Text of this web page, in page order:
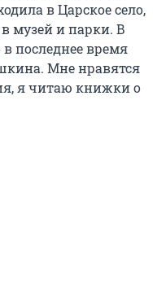
в Царское село,
музей и парки. В
последнее время
Мне нравятся
я читаю книжки о